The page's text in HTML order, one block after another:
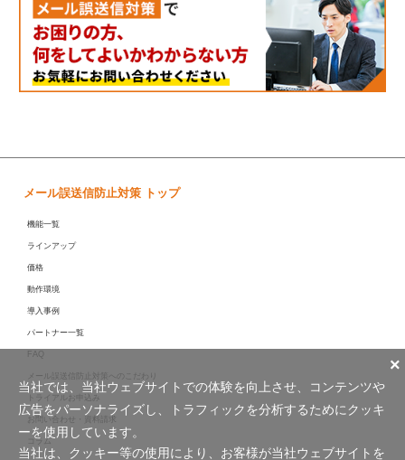
メール誤送信防止対策 トップ
機能一覧
ラインアップ
価格
動作環境
導入事例
パートナー一覧
FAQ
メール誤送信防止対策へのこだわり
トライアルお申込み
お問い合わせ・資料請求
コラム
×
当社では、当社ウェブサイトでの体験を向上させ、コンテンツや
広告をパーソナライズし、トラフィックを分析するためにクッキ
ーを使用しています。
当社は、クッキー等の使用により、お客様が当社ウェブサイトを